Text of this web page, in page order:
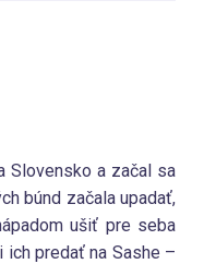
Slovensko a začal sa
búnd začala upadať,
ušiť pre seba
ich predať na Sashe –